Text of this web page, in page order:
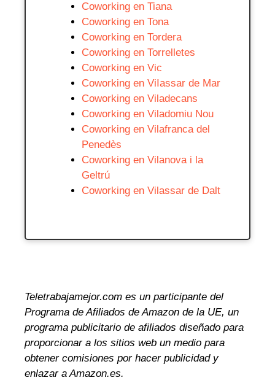
Coworking en Tiana
Coworking en Tona
Coworking en Tordera
Coworking en Torrelletes
Coworking en Vic
Coworking en ViIassar de Mar
Coworking en Viladecans
Coworking en Viladomiu Nou
Coworking en Vilafranca del
Penedès
Coworking en Vilanova i la
Geltrú
Coworking en Vilassar de Dalt
Teletrabajamejor.com es un participante del
Programa de Afiliados de Amazon de la UE, un
programa publicitario de afiliados diseñado para
proporcionar a los sitios web un medio para
obtener comisiones por hacer publicidad y
enlazar a Amazon.es.